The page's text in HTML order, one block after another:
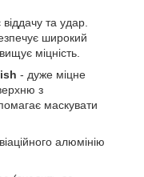
та удар.
широкий
міцність.
- дуже міцне
з
маскувати
алюмінію